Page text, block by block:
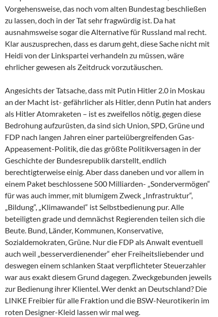
Vorgehensweise, das noch vom alten Bundestag beschließen
zu lassen, doch in der Tat sehr fragwürdig ist. Da hat
ausnahmsweise sogar die Alternative für Russland mal recht.
Klar auszusprechen, dass es darum geht, diese Sache nicht mit
Heidi von der Linkspartei verhandeln zu müssen, wäre
ehrlicher gewesen als Zeitdruck vorzutäuschen.
Angesichts der Tatsache, dass mit Putin Hitler 2.0 in Moskau
an der Macht ist- gefährlicher als Hitler, denn Putin hat anders
als Hitler Atomraketen – ist es zweifellos nötig, gegen diese
Bedrohung aufzurüsten, da sind sich Union, SPD, Grüne und
FDP nach langen Jahren einer parteiübergreifenden Gas-
Appeasement-Politik, die das größte Politikversagen in der
Geschichte der Bundesrepublik darstellt, endlich
berechtigterweise einig. Aber dass daneben und vor allem in
einem Paket beschlossene 500 Milliarden- „Sondervermögen“
für was auch immer, mit blumigem Zweck „Infrastruktur“,
„Bildung“, „Klimawandel“ ist Selbstbedienung pur. Alle
beteiligten grade und demnächst Regierenden teilen sich die
Beute. Bund, Länder, Kommunen, Konservative,
Sozialdemokraten, Grüne. Nur die FDP als Anwalt eventuell
auch weil „besserverdienender“ eher Freiheitsliebender und
deswegen einem schlanken Staat verpflichteter Steuerzahler
war aus exakt diesem Grund dagegen. Zweckgebunden jeweils
zur Bedienung ihrer Klientel. Wer denkt an Deutschland? Die
LINKE Freibier für alle Fraktion und die BSW-Neurotikerin im
roten Designer-Kleid lassen wir mal weg.